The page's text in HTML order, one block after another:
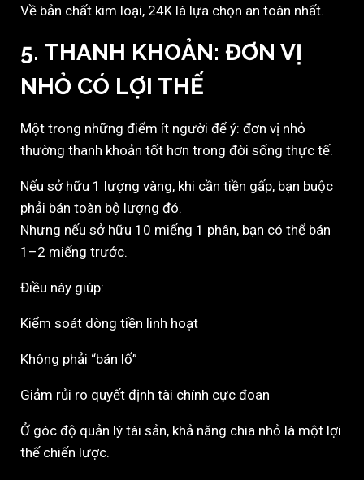
Về bản chất kim loại, 24K là lựa chọn an toàn nhất.
5. THANH KHOẢN: ĐƠN VỊ
NHỎ CÓ LỢI THẾ
Một trong những điểm ít người để ý: đơn vị nhỏ
thường thanh khoản tốt hơn trong đời sống thực tế.
Nếu sở hữu 1 lượng vàng, khi cần tiền gấp, bạn buộc
phải bán toàn bộ lượng đó.
Nhưng nếu sở hữu 10 miếng 1 phân, bạn có thể bán
1–2 miếng trước.
Điều này giúp:
Kiểm soát dòng tiền linh hoạt
Không phải “bán lố”
Giảm rủi ro quyết định tài chính cực đoan
Ở góc độ quản lý tài sản, khả năng chia nhỏ là một lợi
thế chiến lược.